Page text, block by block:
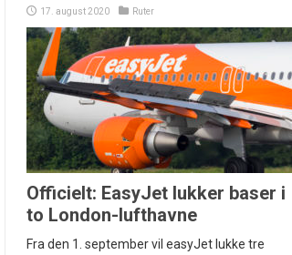
17. august 2020 Ruter
Officielt: EasyJet lukker baser i
to London-lufthavne
Fra den 1. september vil easyJet lukke tre